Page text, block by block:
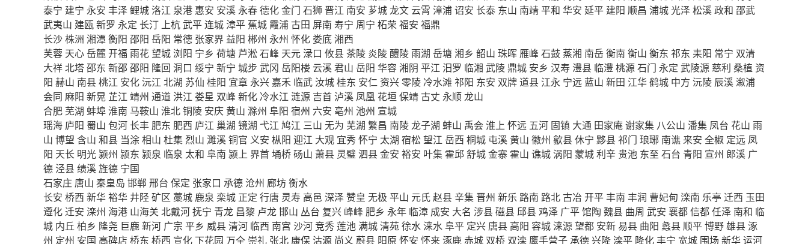
泰宁 建宁 永安 丰泽鲤城洛江 泉港 惠安 安溪 永春德化金门 石狮 晋江 南安 芗城龙文 云霄 漳浦诏安 长泰 东山 南靖平和 华安 延平 建阳 顺昌 浦城光泽松溪政和 邵武
武夷山 建瓯新罗 永定 长汀 上杭武平连城 漳平 蕉城 霞浦古田 屏南 寿宁 周宁 柘荣 福安 福鼎
长沙株洲 湘潭衡阳 邵阳 岳阳 常德 张家界 益阳 郴州 永州 怀化 娄底湘西
芙蓉 天心岳麓开福 雨花望城 浏阳 宁乡 荷塘 芦淞石峰 天元 渌口 攸县茶陵 炎陵醴陵雨湖 岳塘湘乡 韶山 珠晖 雁峰 石鼓 蒸湘 南岳衡南 衡山 衡东 祁东 耒阳 常宁 双清
大祥北塔邵东 新邵邵阳 隆回 洞口 绥宁 新宁 城步 武冈 岳阳楼 云溪君山 岳阳 华容湘阴 平江 汨罗 临湘 武陵鼎城 安乡 汉寿 澧县 临澧桃源石门 永定 武陵源 慈利 桑植 资
阳 赫山 南县桃江 安化沅江 北湖 苏仙 桂阳 宜章 永兴 嘉禾 临武 汝城桂东 安仁 资兴零陵 冷水滩 祁阳 东安 双牌道县 江永 宁远 蓝山 新田 江华鹤城 中方 沅陵 辰溪 溆浦
会同 麻阳 新晃 芷江 靖州 通道 洪江 娄星 双峰 新化 冷水江 涟源 吉首 泸溪 凤凰 花垣保靖古丈 永顺龙山
合肥 芜湖 蚌埠淮南 马鞍山 淮北铜陵 安庆黄山 滁州 阜阳 宿州 六安 亳州 池州 宣城
瑶海 庐阳 蜀山 包河 长丰 肥东 肥西 庐江 巢湖 镜湖 弋江 鸠江 三山 无为 芜湖 繁昌 南陵龙子湖 蚌山 禹会淮上 怀远 五河 固镇 大通 田家庵谢家集 八公山 潘集 凤台 花山 雨
山 博望 含山 和县 当涂相山 杜集 烈山 濉溪铜官 义安 枞阳 迎江 大观 宜秀怀宁 太湖 宿松 望江 岳西 桐城 屯溪黄山 徽州 歙县休宁 黟县祁门 琅琊 南谯 来安 全椒 定远 凤
阳 天长 明光颍州 颍东 颍泉 临泉 太和 阜南 颍上 界首埇桥砀山 萧县 灵璧泗县金安 裕安 叶集 霍邱舒城金寨 霍山 谯城 涡阳 蒙城利辛 贵池 东至 石台 青阳 宣州 郎溪 广
德 泾县绩溪旌德 宁国
石家庄 唐山 秦皇岛 邯郸 邢台 保定 张家口 承德 沧州 廊坊衡水
长安 桥西 新华裕华 井陉矿区 藁城 鹿泉 栾城 正定 行唐 灵寿 高邑 深泽 赞皇 无极 平山 元氏赵县辛集 晋州 新乐 路南 路北古冶 开平丰南 丰润 曹妃甸 滦南 乐亭 迁西 玉田
遵化迁安 滦州 海港 山海关 北戴河抚宁 青龙 昌黎 卢龙邯山 丛台 复兴 峰峰 肥乡 永年 临漳 成安 大名 涉县磁县邱县鸡泽 广平馆陶 魏县 曲周 武安 襄都信都任泽 南和 临
城 内丘 柏乡 隆尧 巨鹿新河 广宗 平乡 威县清河 临西 南宫 沙河竞秀莲池 满城清苑徐水 涞水阜平 定兴 唐县 高阳 容城 涞源望都 安新易县 曲阳 蠡县 顺平博野雄县涿
州 定州 安国 高碑店 桥东 桥西 宣化下花园 万全 崇礼 张北 康保 沽源 尚义 蔚县 阳原 怀安 怀来涿鹿赤城 双桥 双滦 鹰手营子承德兴隆 滦平 隆化丰宁 宽城 围场 新华运河